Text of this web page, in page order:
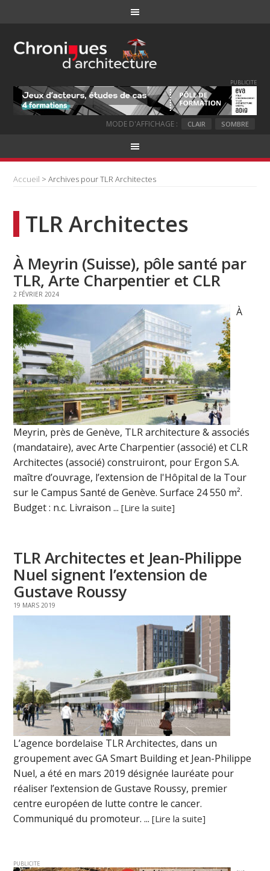
PUBLICITE
MODE D'AFFICHAGE : CLAIR SOMBRE
Accueil > Archives pour TLR Architectes
TLR Architectes
À Meyrin (Suisse), pôle santé par
TLR, Arte Charpentier et CLR
2 FÉVRIER 2024
À
Meyrin, près de Genève, TLR architecture & associés
(mandataire), avec Arte Charpentier (associé) et CLR
Architectes (associé) construiront, pour Ergon S.A.
maître d’ouvrage, l’extension de l'Hôpital de la Tour
sur le Campus Santé de Genève. Surface 24 550 m².
Budget : n.c. Livraison ...[Lire la suite]
TLR Architectes et Jean-Philippe
Nuel signent l’extension de
Gustave Roussy
19 MARS 2019
L’agence bordelaise TLR Architectes, dans un
groupement avec GA Smart Building et Jean-Philippe
Nuel, a été en mars 2019 désignée lauréate pour
réaliser l’extension de Gustave Roussy, premier
centre européen de lutte contre le cancer.
Communiqué du promoteur. ...[Lire la suite]
PUBLICITE